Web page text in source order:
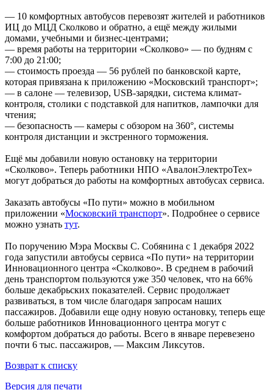
— 10 комфортных автобусов перевозят жителей и работников
ИЦ до МЦД Сколково и обратно, а ещё между жилыми
домами, учебными и бизнес-центрами;
— время работы на территории «Сколково» — по будням с
7:00 до 21:00;
— стоимость проезда — 56 рублей по банковской карте,
которая привязана к приложению «Московский транспорт»;
— в салоне — телевизор, USB-зарядки, система климат-
контроля, столики с подставкой для напитков, лампочки для
чтения;
— безопасность — камеры с обзором на 360°, системы
контроля дистанции и экстренного торможения.
Ещё мы добавили новую остановку на территории
«Сколково». Теперь работники НПО «АвалонЭлектроТех»
могут добраться до работы на комфортных автобусах сервиса.
Заказать автобусы «По пути» можно в мобильном
приложении «Московский транспорт». Подробнее о сервисе
можно узнать тут.
По поручению Мэра Москвы С. Собянина с 1 декабря 2022
года запустили автобусы сервиса «По пути» на территории
Инновационного центра «Сколково». В среднем в рабочий
день транспортом пользуются уже 350 человек, что на 66%
больше декабрьских показателей. Сервис продолжает
развиваться, в том числе благодаря запросам наших
пассажиров. Добавили еще одну новую остановку, теперь еще
больше работников Инновационного центра могут с
комфортом добраться до работы. Всего в январе перевезено
почти 6 тыс. пассажиров, — Максим Ликсутов.
Возврат к списку
Версия для печати